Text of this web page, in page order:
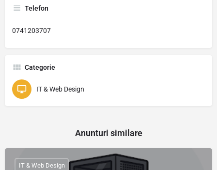
Telefon
0741203707
Categorie
IT & Web Design
Anunturi similare
IT & Web Design